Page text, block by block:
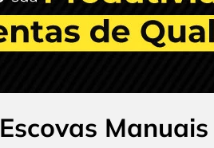
Escovas Manuais